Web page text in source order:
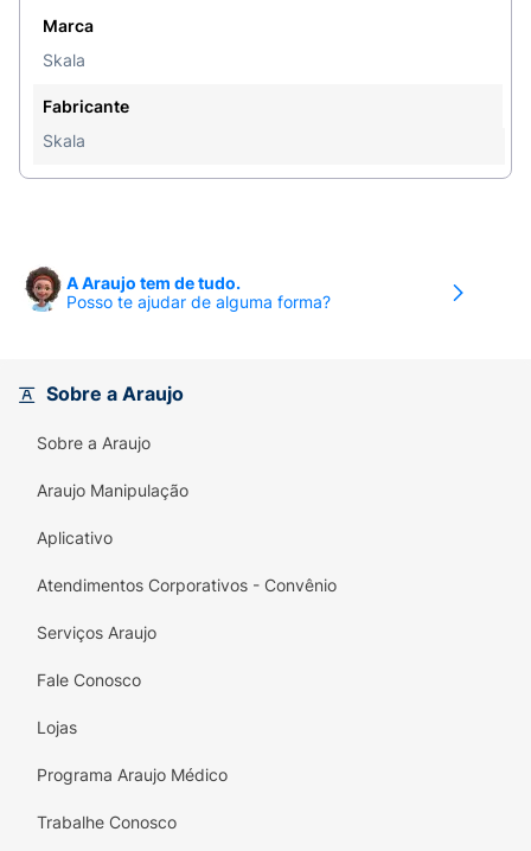
que prepara os fios para o tratamento.
garantindo maciez e brilho intenso.
Principais Benefícios:
Ativos Naturais:Cereja, Linhaça e Óleos.
Sustentável:Embalagem com redução de
animal.
Marca
Skala
Fabricante
Skala
A Araujo tem de tudo.
Posso te ajudar de alguma forma?
Sobre a Araujo
Sobre a Araujo
Araujo Manipulação
Aplicativo
Atendimentos Corporativos - Convênio
Serviços Araujo
Fale Conosco
Lojas
Programa Araujo Médico
Trabalhe Conosco